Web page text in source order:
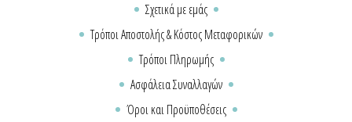
Σχετικά με εμάς
Τρόποι Αποστολής & Κόστος Μεταφορικών
Τρόποι Πληρωμής
Ασφάλεια Συναλλαγών
Όροι και Προϋποθέσεις